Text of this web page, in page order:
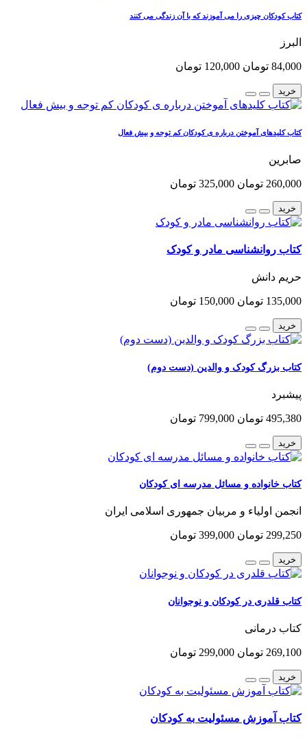
کتاب کودکان چیزی را می آموزند که با آن زندگی می کنند
البرز
84,000 تومان 120,000 تومان
خرید
کتاب کلیدهای آموختن درباره ی کودکان کم توجه و بیش فعال
صابرین
260,000 تومان 325,000 تومان
خرید
کتاب روانشناسی مادر و کودک
حریم دانش
135,000 تومان 150,000 تومان
خرید
کتاب بزرگ کودک و والدین (دست دوم)
پیشبرد
495,380 تومان 799,000 تومان
خرید
کتاب خانواده و مسائل مدرسه ای کودکان
انجمن اولیاء و مربیان جمهوری اسلامی ایران
299,250 تومان 399,000 تومان
خرید
کتاب قلدری در کودکان و نوجوانان
کتاب درمانی
269,100 تومان 299,000 تومان
خرید
کتاب آموزش مسئولیت به کودکان